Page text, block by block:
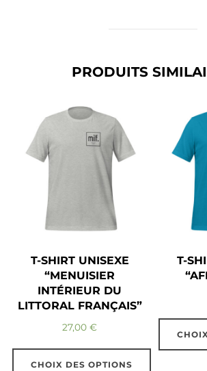
PRODUITS
T-SHIRT UNISEXE
“MENUISIER
INTÉRIEUR DU
LITTORAL FRANÇAIS”
27,00€
CHOIX DES OPTIONS
T-